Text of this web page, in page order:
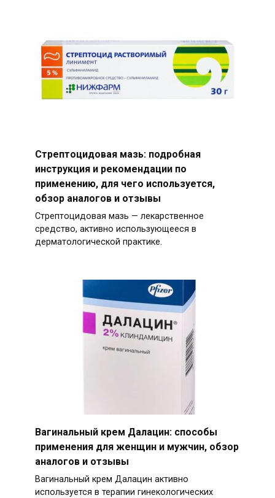
Стрептоцидовая мазь: подробная
инструкция и рекомендации по
применению, для чего используется,
обзор аналогов и отзывы
Стрептоцидовая мазь — лекарственное
средство, активно использующееся в
дерматологической практике.
Вагинальный крем Далацин: способы
применения для женщин и мужчин, обзор
аналогов и отзывы
Вагинальный крем Далацин активно
используется в терапии гинекологических